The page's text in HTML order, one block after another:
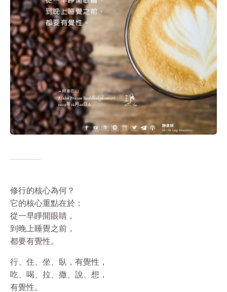
修行的核心為何？
它的核心重點在於：
從一早睜開眼睛，
到晚上睡覺之前，
都要有覺性。
行、住、坐、臥，有覺性，
吃、喝、拉、撒、說、想，
有覺性。